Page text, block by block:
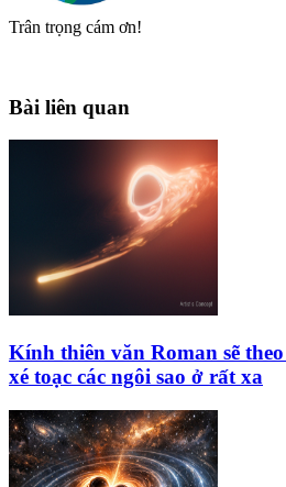
Trân trọng cám ơn!
Bài liên quan
Kính thiên văn Roman sẽ
xé toạc các ngôi sao ở rất xa